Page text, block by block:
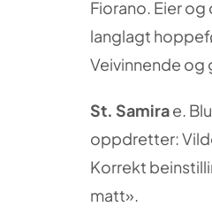
Fiorano. Eier
langlagt
Veivinnende
St. Samirae.
oppdretter:
Korrekt
matt».